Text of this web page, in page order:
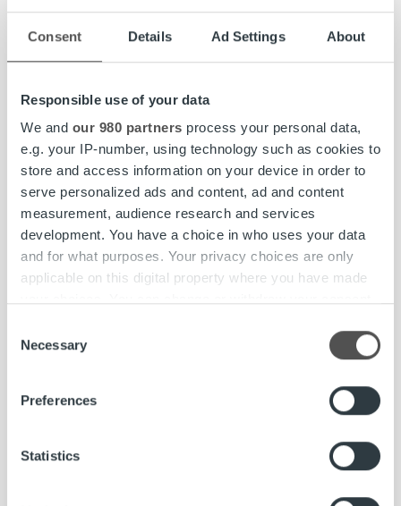
Consent Details Ad Settings About
Responsible use of your data
We and our 980 partners process your personal data,
e.g. your IP-number, using technology such as cookies to
store and access information on your device in order to
serve personalized ads and content, ad and content
measurement, audience research and services
development. You have a choice in who uses your data
and for what purposes. Your privacy choices are only
applicable on this digital property where you have made
the Privacy trigger icon.
Find out more about how your personal data is processed
and set your preferences in the
We use cookies to personalise content and ads, to
provide social media features and to analyse our traffic.
Selection
Necessary
Preferences
Statistics
Haussa palveluasiantuntija ohjelmisto- ja
palvelutuotantoon